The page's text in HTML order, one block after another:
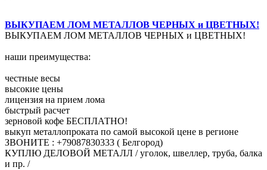
ВЫКУПАЕМ ЛОМ МЕТАЛЛОВ ЧЕРНЫХ и ЦВЕТНЫХ!
ВЫКУПАЕМ ЛОМ МЕТАЛЛОВ ЧЕРНЫХ и ЦВЕТНЫХ!
наши преимущества:
честные весы
высокие цены
лицензия на прием лома
быстрый расчет
зерновой кофе БЕСПЛАТНО!
выкуп металлопроката по самой высокой цене в регионе
ЗВОНИТЕ : +79087830333 ( Белгород)
КУПЛЮ ДЕЛОВОЙ МЕТАЛЛ / уголок, швеллер, труба, балка
и пр. /